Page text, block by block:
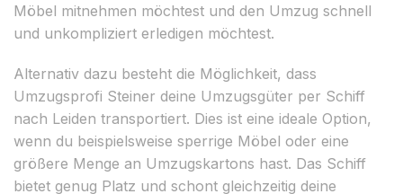
Möbel mitnehmen möchtest und den Umzug schnell
und unkompliziert erledigen möchtest.
Alternativ dazu besteht die Möglichkeit, dass
Umzugsprofi Steiner deine Umzugsgüter per Schiff
nach Leiden transportiert. Dies ist eine ideale Option,
wenn du beispielsweise sperrige Möbel oder eine
größere Menge an Umzugskartons hast. Das Schiff
bietet genug Platz und schont gleichzeitig deine